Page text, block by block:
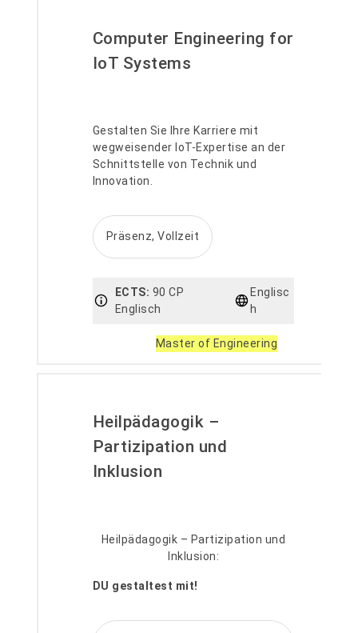
Computer Engineering for
IoT Systems
Gestalten Sie Ihre Karriere mit
wegweisender IoT-Expertise an der
Schnittstelle von Technik und
Innovation.
Präsenz, Vollzeit
ECTS: 90 CP
Englisch
Englisc
h
Master of Engineering
Heilpädagogik –
Partizipation und
Inklusion
Heilpädagogik – Partizipation und
Inklusion:
DU gestaltest mit!